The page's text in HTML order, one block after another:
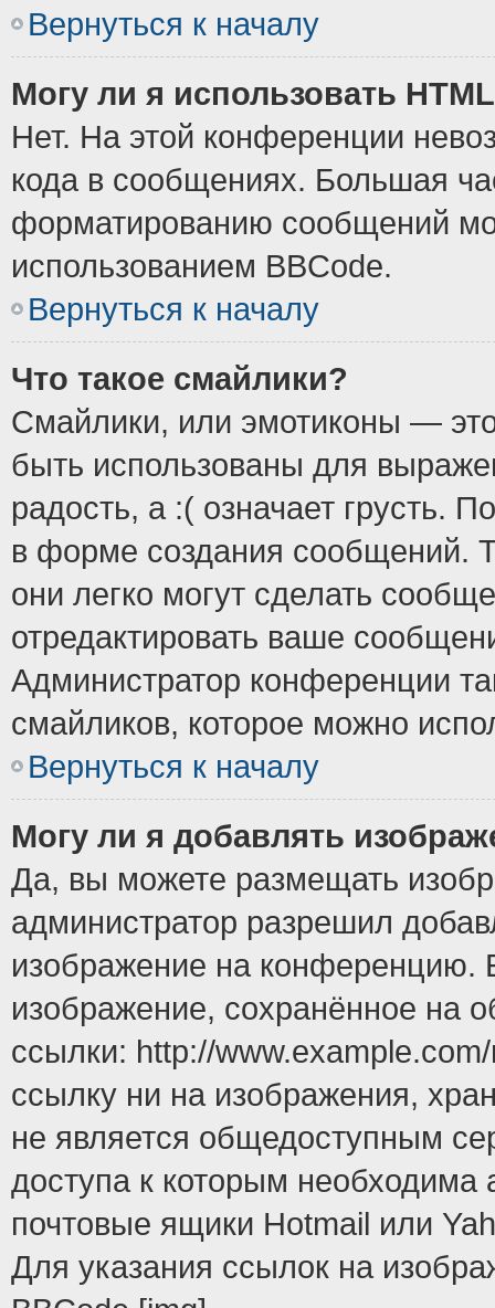
Вернуться к началу
Могу ли я использовать
Нет. На этой конференции
кода в сообщениях. Большая
форматированию сообщений
использованием BBCode.
Вернуться к началу
Что такое смайлики?
Смайлики, или эмотиконы —
быть использованы для
радость, а :( означает грусть.
в форме создания сообщений.
они легко могут сделать
отредактировать ваше
Администратор конференции
смайликов, которое можно
Вернуться к началу
Могу ли я добавлять
Да, вы можете размещать
администратор разрешил
изображение на конференцию.
изображение, сохранённое на
ссылки: http://
ссылку ни на изображения,
не является общедоступным
доступа к которым
почтовые ящики Hotmail или
Для указания ссылок на